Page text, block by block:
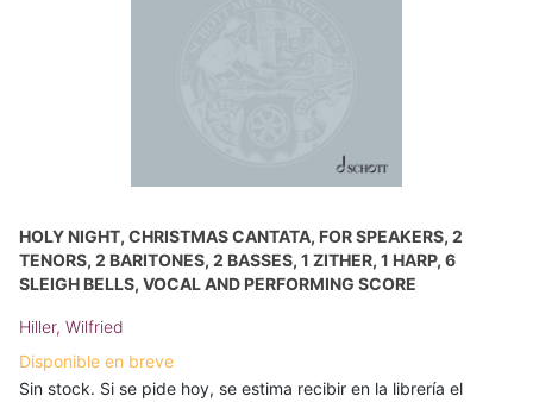
HOLY NIGHT, CHRISTMAS CANTATA, FOR SPEAKERS, 2
TENORS, 2 BARITONES, 2 BASSES, 1 ZITHER, 1 HARP, 6
SLEIGH BELLS, VOCAL AND PERFORMING SCORE
Hiller, Wilfried
Disponible en breve
Sin stock. Si se pide hoy, se estima recibir en la librería el